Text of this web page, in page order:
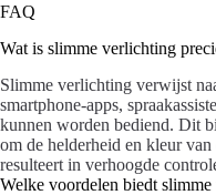
FAQ
Wat is slimme verlichting
Slimme verlichting verwijst
smartphone-apps,
kunnen worden bediend. Dit
om de helderheid en kleur
resulteert in verhoogde
Welke voordelen biedt